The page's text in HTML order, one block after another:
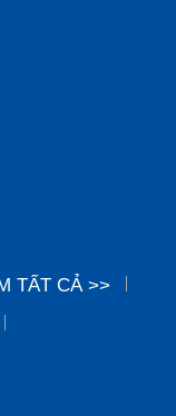
TẤT CẢ >>